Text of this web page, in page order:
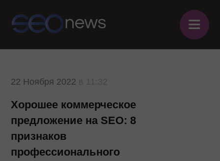
≡
22 Ноября 2022
Хорошее коммерческое
предложение на SEO: 8
признаков
профессионального